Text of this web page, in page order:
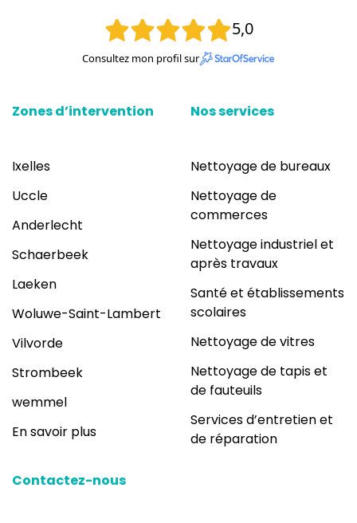
5,0
Consultez mon profil sur
Zones d’intervention
Ixelles
Uccle
Anderlecht
Schaerbeek
Laeken
Woluwe-Saint-Lambert
Vilvorde
Strombeek
wemmel
En savoir plus
Nos services
Nettoyage de bureaux
Nettoyage de
commerces
Nettoyage industriel et
après travaux
Santé et établissements
scolaires
Nettoyage de vitres
Nettoyage de tapis et
de fauteuils
Services d’entretien et
de réparation
Contactez-nous